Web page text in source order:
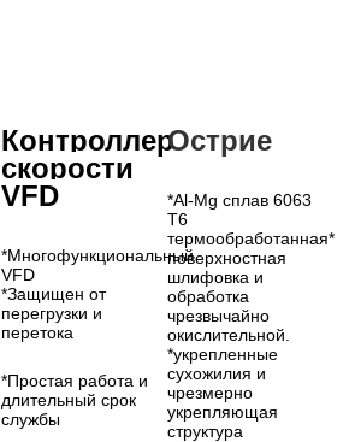
Контроллер
скорости
VFD
*Многофункциональный
VFD
*Защищен от
перегрузки и
перетока
*Простая работа и
длительный срок
службы
Острие
*Al-Mg сплав 6063
T6
термообработанная*
поверхностная
шлифовка и
обработка
чрезвычайно
окислительной.
*укрепленные
сухожилия и
чрезмерно
укрепляющая
структура